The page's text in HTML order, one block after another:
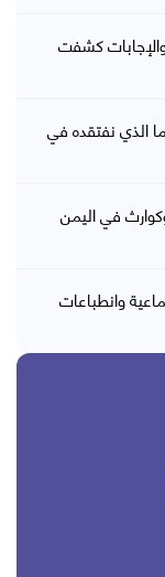
كشفت
الذي نفتقده في
في اليمن
وانطباعات